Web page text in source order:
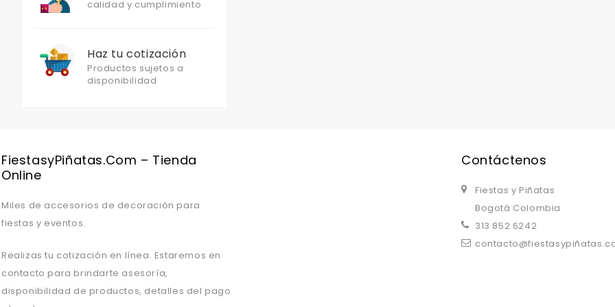
calidad y cumplimiento
Haz tu cotización
Productos sujetos a
disponibilidad
FiestasyPiñatas.com – Tienda
Online
Miles de accesorios de decoración para
fiestas y eventos.
Realizas tu cotización en línea. Estaremos en
contacto para brindarte asesoría,
disponibilidad de productos, detalles del pago
Contáctenos
Fiestas y Piñatas
Bogotá Colombia
313 852 6242